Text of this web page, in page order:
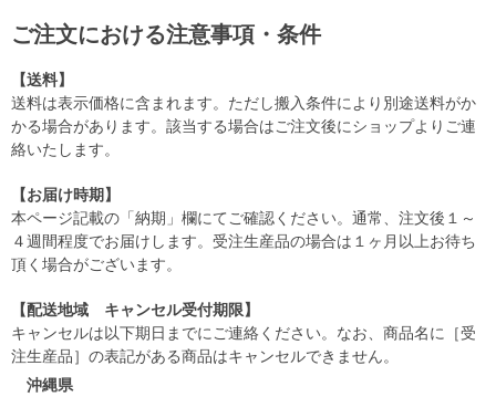
ご注文における注意事項・条件
【送料】
送料は表示価格に含まれます。ただし搬入条件により別途送料がか
かる場合があります。該当する場合はご注文後にショップよりご連
絡いたします。
【お届け時期】
本ページ記載の「納期」欄にてご確認ください。通常、注文後１～
４週間程度でお届けします。受注生産品の場合は１ヶ月以上お待ち
頂く場合がございます。
【配送地域 キャンセル受付期限】
キャンセルは以下期日までにご連絡ください。なお、商品名に［受
注生産品］の表記がある商品はキャンセルできません。
沖縄県